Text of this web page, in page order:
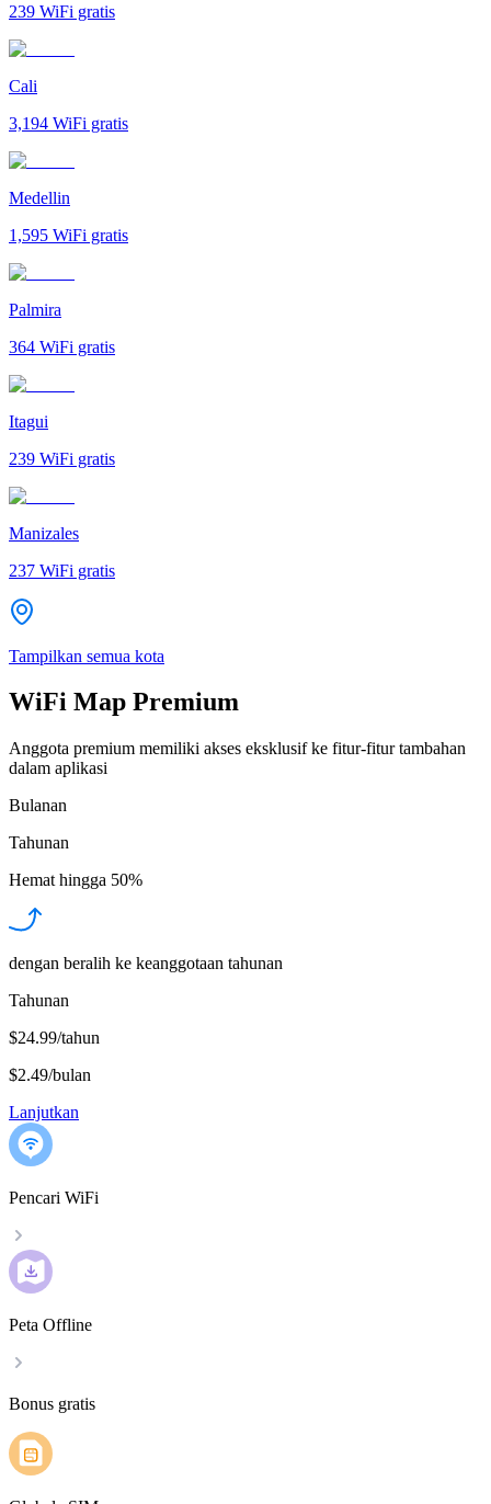
239 WiFi gratis
Cali
3,194 WiFi gratis
Medellin
1,595 WiFi gratis
Palmira
364 WiFi gratis
Itagui
239 WiFi gratis
Manizales
237 WiFi gratis
Tampilkan semua kota
WiFi Map Premium
Anggota premium memiliki akses eksklusif ke fitur-fitur tambahan
dalam aplikasi
Bulanan
Tahunan
Hemat hingga 50%
dengan beralih ke keanggotaan tahunan
Tahunan
$24.99/tahun
$2.49/bulan
Lanjutkan
Pencari WiFi
Peta Offline
Bonus gratis